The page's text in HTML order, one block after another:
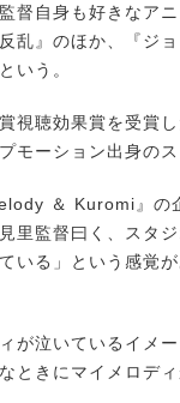
督自身も好きなア
乱』のほか、『ジ
いう。
視聴効果賞を受賞
モーション出身の
＆ Kuromi』の
里監督曰く、スタ
いる」という感覚
が泣いているイメ
ときにマイメロデ